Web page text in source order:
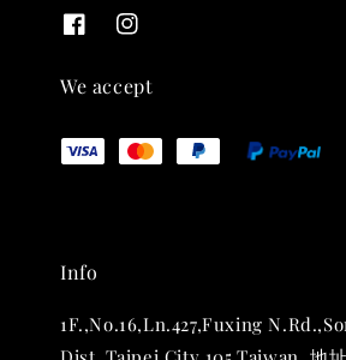
NT$ 880
We accept
Info
1F.,No.16,Ln.427,Fuxing